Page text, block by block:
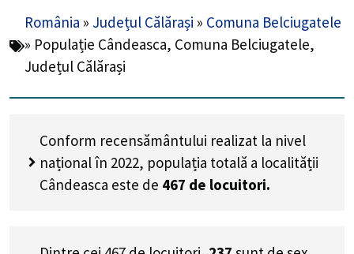
România » Județul Călărași » Comuna Belciugatele
» Populație Cândeasca, Comuna Belciugatele,
Județul Călărași
Conform recensământului realizat la nivel
național în 2022, populația totală a localității
Cândeasca este de 467 de locuitori.